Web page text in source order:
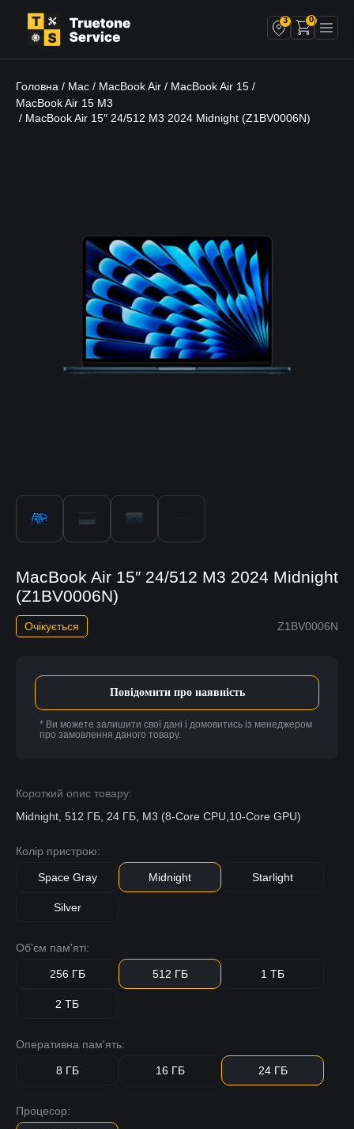
3 0
Головна / Mac / MacBook Air / MacBook Air 15 /
MacBook Air 15 M3
/ MacBook Air 15″ 24/512 M3 2024 Midnight (Z1BV0006N)
MacBook Air 15″ 24/512 M3 2024 Midnight
(Z1BV0006N)
Z1BV0006N
Очікується
Короткий опис товару:
Midnight, 512 ГБ, 24 ГБ, M3 (8-Core CPU,10-Core GPU)
Колір пристрою:
Space Gray Midnight Starlight
Silver
Об'єм пам'яті:
256 ГБ 512 ГБ 1 ТБ
2 ТБ
Оперативна пам'ять:
8 ГБ 16 ГБ 24 ГБ
Процесор:
Повідомити про наявність
* Ви можете залишити свої дані і домовитись із менеджером
про замовлення даного товару.